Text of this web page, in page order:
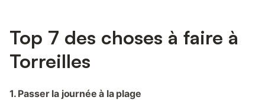
Top 7 des choses à faire à
Torreilles
1. Passer la journée à la plage